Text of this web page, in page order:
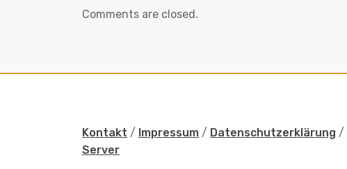
Comments are closed.
Kontakt / Impressum / Datenschutzerklärung /
Server